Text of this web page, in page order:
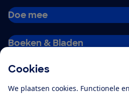
Cookies
We plaatsen cookies. Functionele
Doe mee
Boeken & Bladen